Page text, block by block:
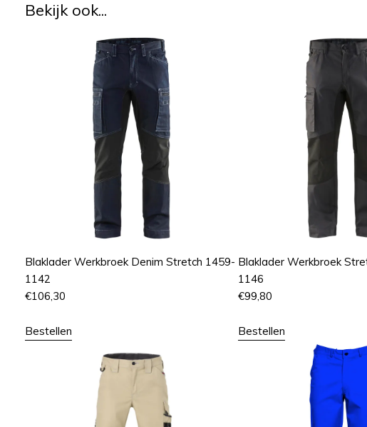
Bekijk ook...
Blaklader Werkbroek Denim Stretch 1459-
1142
€106,30
Bestellen
Blaklader Werkbroek
1146
€99,80
Bestellen